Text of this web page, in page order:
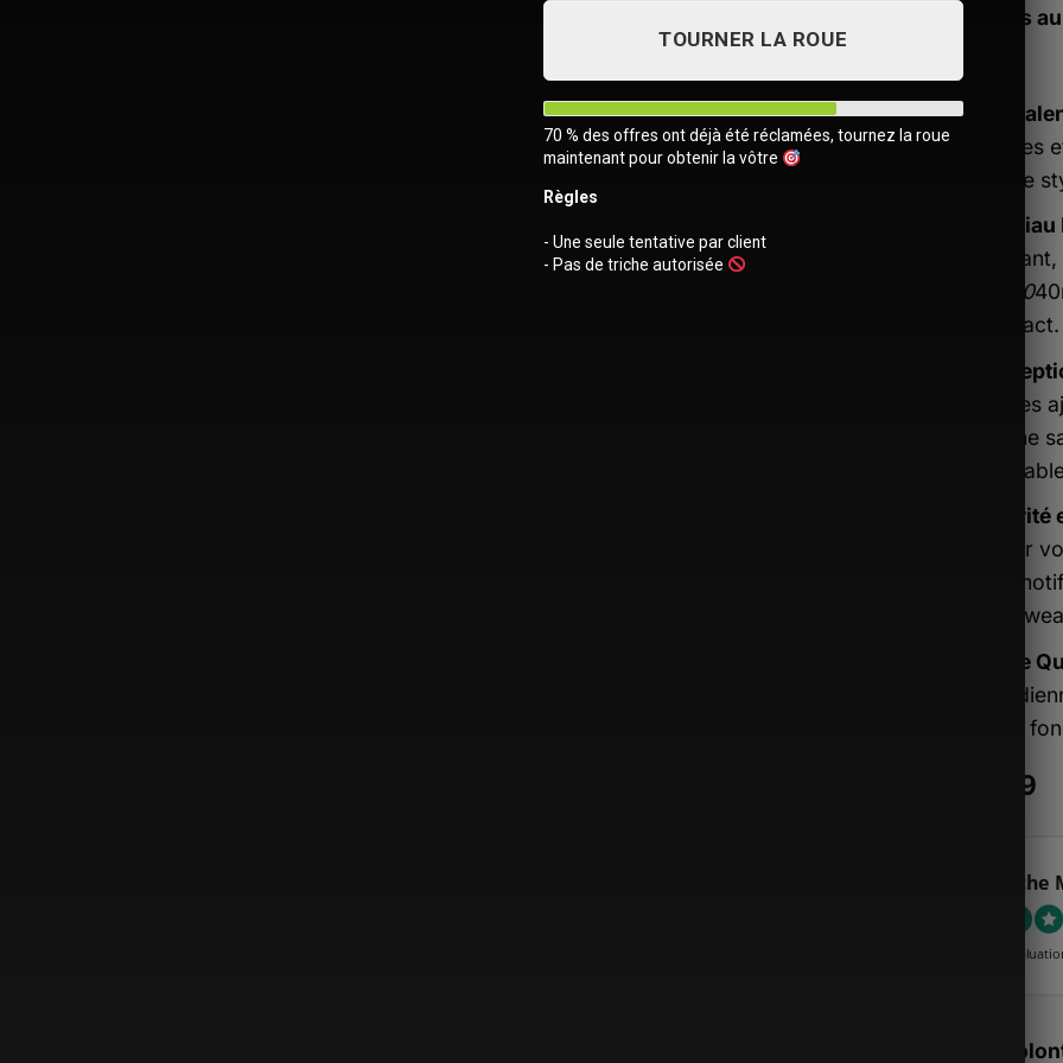
efficaces
femmes
touche
150
compact.
sangles
comme
Sécurité
garder
d’un
Usage
alliant
49.99
4.89
Stock
TOURNER LA ROUE
70 % des offres ont déjà été réclamées, tournez la roue
maintenant pour obtenir la vôtre
Règles
- Une seule tentative par client
- Pas de triche autorisée